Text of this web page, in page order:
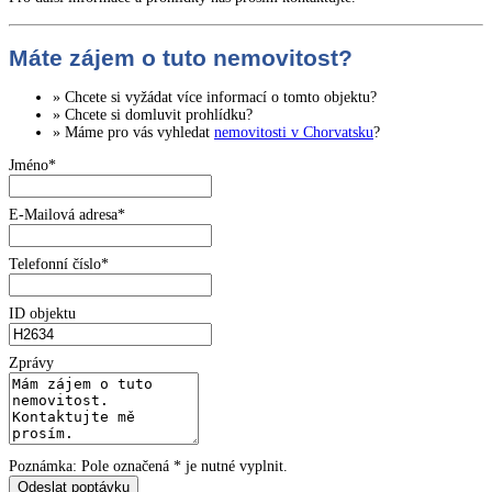
Máte zájem o tuto nemovitost?
» Chcete si vyžádat více informací o tomto objektu?
» Chcete si domluvit prohlídku?
» Máme pro vás vyhledat nemovitosti v Chorvatsku?
Jméno*
E-Mailová adresa*
Telefonní číslo*
ID objektu
Zprávy
Poznámka: Pole označená * je nutné vyplnit.